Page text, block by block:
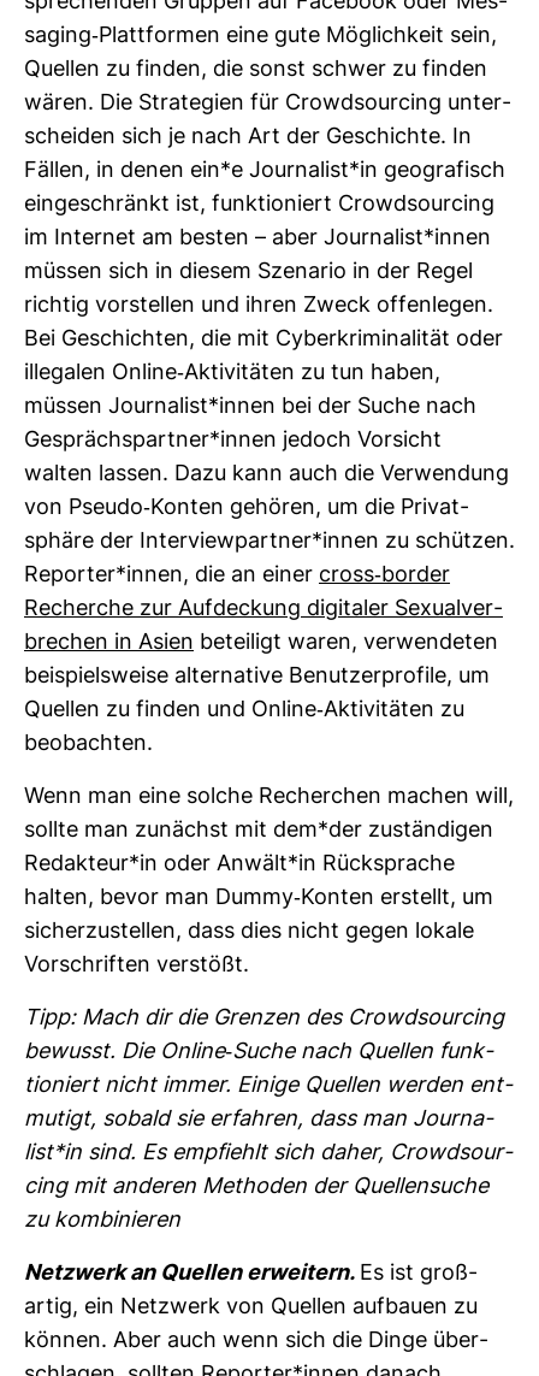
sa­ging-​Platt­formen eine gute Mög­lich­keit sein,
Quellen zu finden, die sonst schwer zu finden
wären. Die Stra­te­gien für Crow­d­sour­cing unter­
scheiden sich je nach Art der Geschichte. In
Fällen, in denen ein*e Jour­na­list*in geo­gra­fisch
ein­ge­schränkt ist, funk­tio­niert Crow­d­sour­cing
im Internet am besten – aber Jour­na­list*innen
müssen sich in diesem Sze­nario in der Regel
richtig vor­stellen und ihren Zweck offen­legen.
Bei Geschichten, die mit Cyber­kri­mi­na­lität oder
ille­galen Online-​Akti­vi­täten zu tun haben,
müssen Jour­na­list*innen bei der Suche nach
Gesprächs­partner*innen jedoch Vor­sicht
walten lassen. Dazu kann auch die Ver­wen­dung
von Pseudo-​Konten gehören, um die Pri­vat­
sphäre der Inter­view­partner*innen zu schützen.
Reporter*innen, die an einer cross-​border
Recherche zur Auf­de­ckung digi­taler Sexu­al­ver­
bre­chen in Asien betei­ligt waren, ver­wen­deten
bei­spiels­weise alter­na­tive Benut­zer­pro­file, um
Quellen zu finden und Online-​Akti­vi­täten zu
beob­achten.
Wenn man eine solche Recher­chen machen will,
sollte man zunächst mit dem*der zustän­digen
Redak­teur*in oder Anwält*in Rück­sprache
halten, bevor man Dummy-​Konten erstellt, um
sicher­zu­stellen, dass dies nicht gegen lokale
Vor­schriften ver­stößt.
Tipp: Mach dir die Grenzen des Crow­d­sour­cing
bewusst. Die Online-​Suche nach Quellen funk­
tio­niert nicht immer. Einige Quellen werden ent­
mu­tigt, sobald sie erfahren, dass man Jour­na­
list*in sind. Es emp­fiehlt sich daher, Crow­d­sour­
cing mit anderen Methoden der Quel­len­suche
zu kom­bi­nieren
Netz­werk an Quellen erwei­tern. Es ist groß­
artig, ein Netz­werk von Quellen auf­bauen zu
können. Aber auch wenn sich die Dinge über­